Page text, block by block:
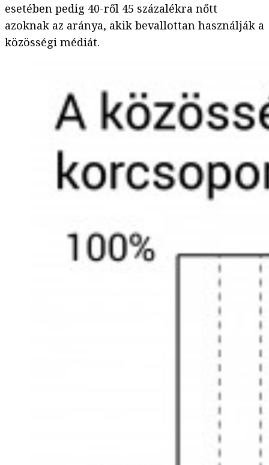
esetében pedig 40-ről 45 százalékra nőtt
azoknak az aránya, akik bevallottan használják a
közösségi médiát.